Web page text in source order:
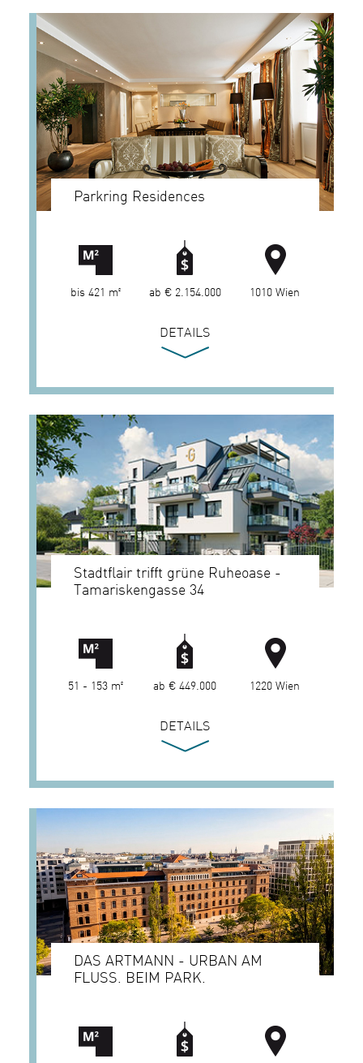
Parkring Residences
bis 421 m² ab € 2.154.000 1010 Wien
DETAILS
Stadtflair trifft grüne Ruheoase -
Tamariskengasse 34
51 - 153 m² ab € 449.000 1220 Wien
DETAILS
DAS ARTMANN - URBAN AM
FLUSS. BEIM PARK.